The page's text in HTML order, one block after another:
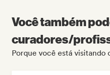
Você também
curadores/
Porque você está visitando